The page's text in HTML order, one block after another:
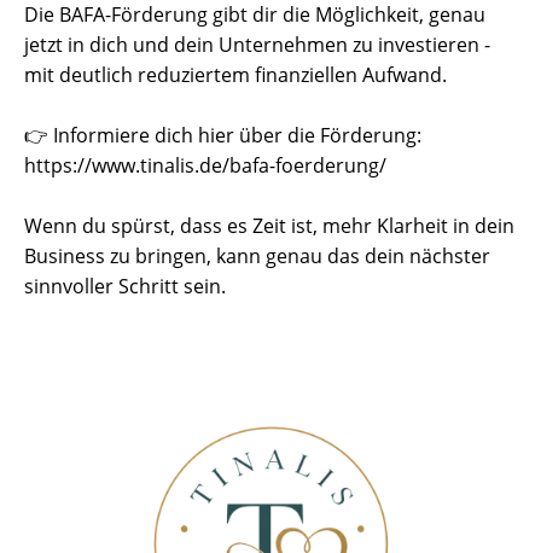
Die BAFA-Förderung gibt dir die Möglichkeit, genau
jetzt in dich und dein Unternehmen zu investieren -
mit deutlich reduziertem finanziellen Aufwand.
👉 Informiere dich hier über die Förderung:
https://www.tinalis.de/bafa-foerderung/
Wenn du spürst, dass es Zeit ist, mehr Klarheit in dein
Business zu bringen, kann genau das dein nächster
sinnvoller Schritt sein.